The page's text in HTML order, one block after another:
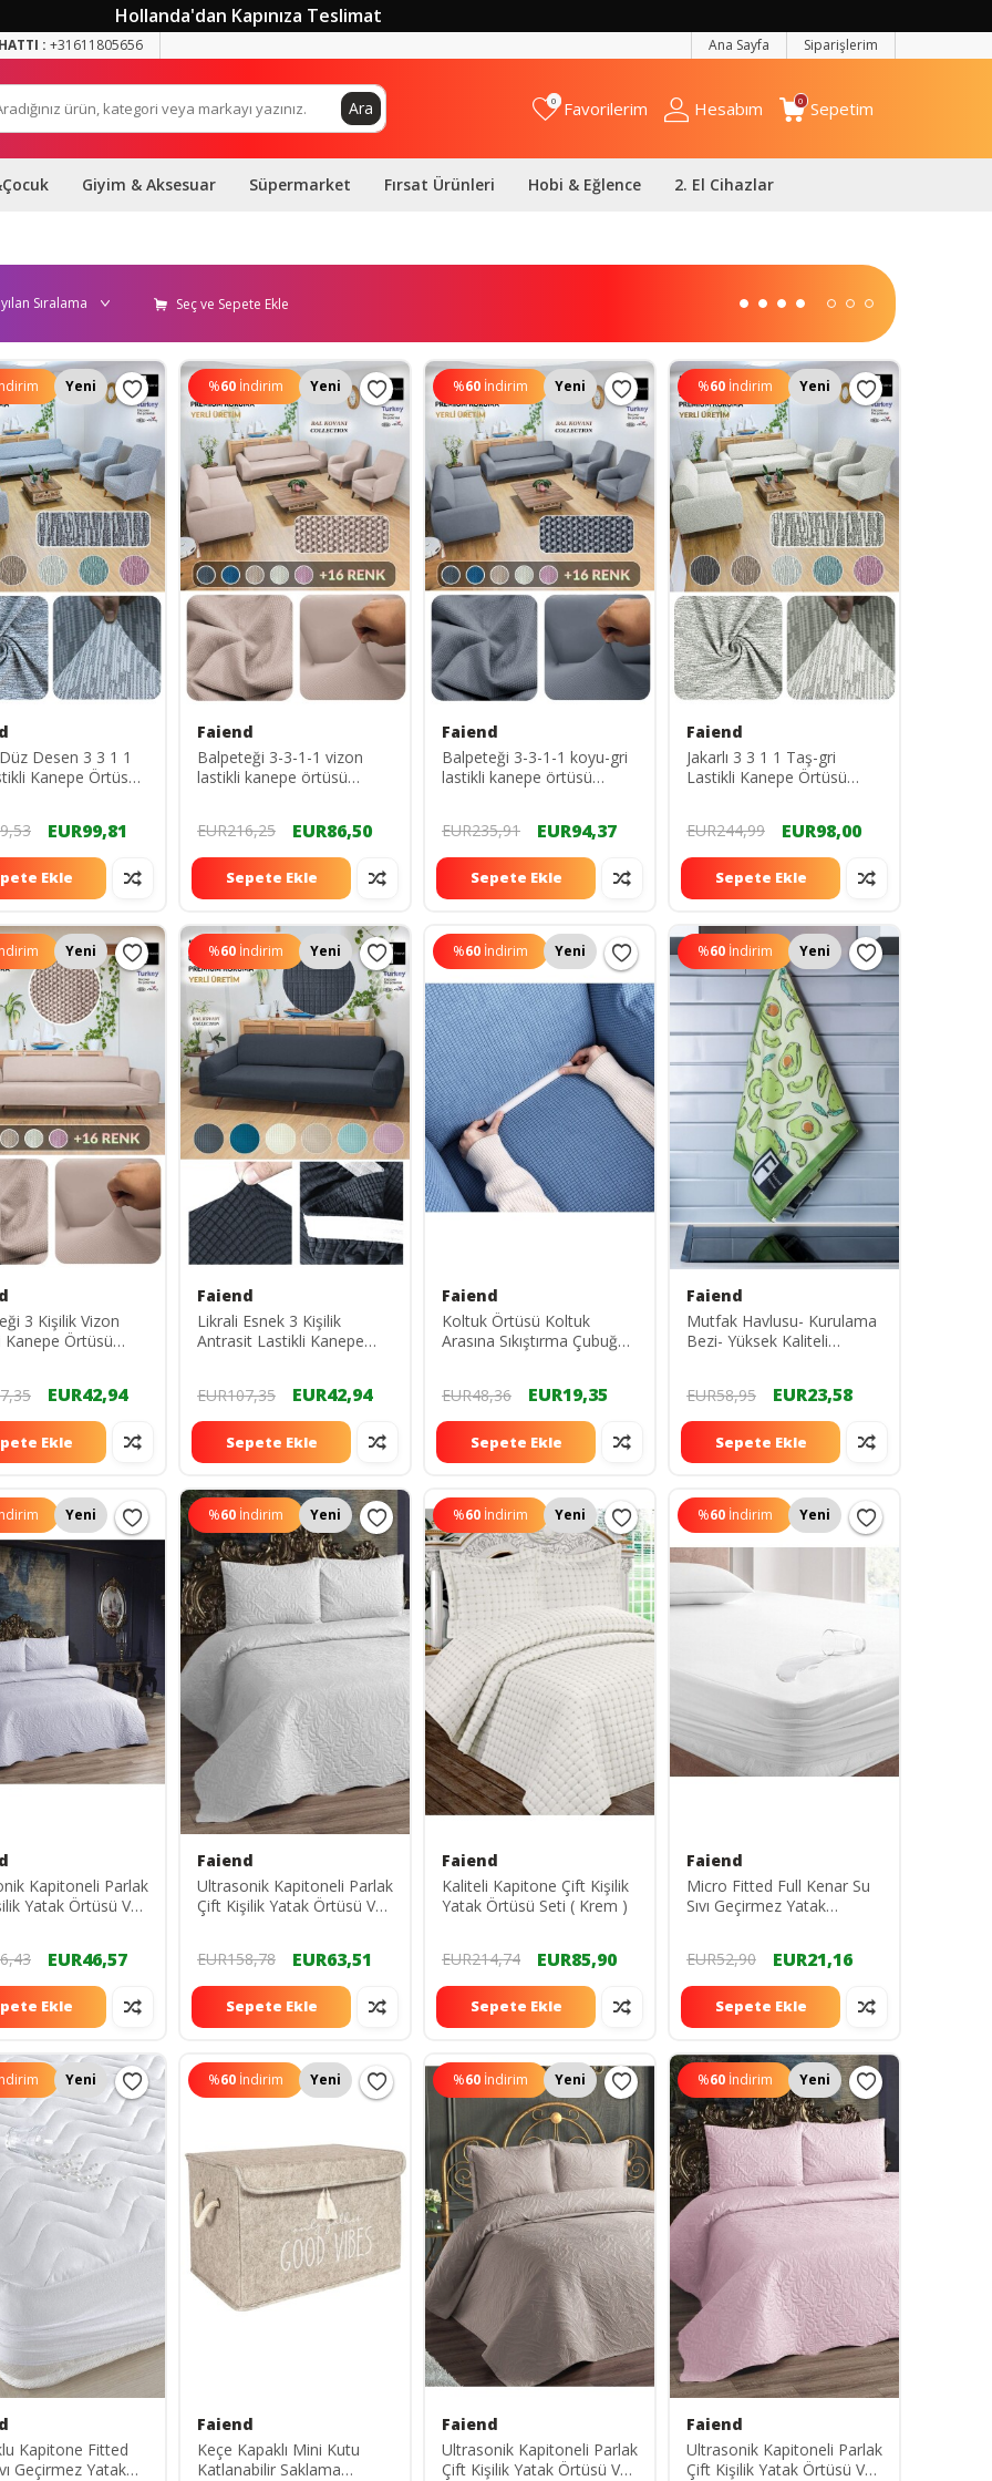
Hollanda'dan Kapınıza Teslimat
: +31611805656 Ana Sayfa Siparişlerim
Ara 0 Favorilerim Hesabım 0 Sepetim
Giyim & Aksesuar Süpermarket Fırsat Ürünleri Hobi & Eğlence 2. El Cihazlar
Seç ve Sepete Ekle
Yeni
Düz Desen 3 3 1 1
Kanepe Örtüsü
EUR99,81
Ekle
%60 İndirim Yeni
Faiend
Balpeteği 3-3-1-1 vizon
lastikli kanepe örtüsü
EUR216,25 EUR86,50
Sepete Ekle
%60 İndirim Yeni
Faiend
Balpeteği 3-3-1-1 koyu-gri
lastikli kanepe örtüsü
EUR235,91 EUR94,37
Sepete Ekle
%60 İndirim Yeni
Faiend
Jakarlı 3 3 1 1 Taş-gri
Lastikli Kanepe Örtüsü
EUR244,99 EUR98,00
Sepete Ekle
Yeni
3 Kişilik Vizon
Kanepe Örtüsü
EUR42,94
Ekle
%60 İndirim Yeni
Faiend
Likrali Esnek 3 Kişilik
Antrasit Lastikli Kanepe
EUR107,35 EUR42,94
Sepete Ekle
%60 İndirim Yeni
Faiend
Koltuk Örtüsü Koltuk
Arasına Sıkıştırma Çubuğu
EUR48,36 EUR19,35
Sepete Ekle
%60 İndirim Yeni
Faiend
Mutfak Havlusu- Kurulama
Bezi- Yüksek Kaliteli
30x50CM
EUR58,95 EUR23,58
Sepete Ekle
Yeni
Kapitoneli Parlak
Yatak Örtüsü Ve
EUR46,57
Ekle
%60 İndirim Yeni
Faiend
Ultrasonik Kapitoneli Parlak
Çift Kişilik Yatak Örtüsü Ve
EUR158,78
EUR63,51
Sepete Ekle
%60 İndirim Yeni
Faiend
Kaliteli Kapitone Çift Kişilik
Yatak Örtüsü Seti ( Krem )
EUR214,74 EUR85,90
Sepete Ekle
%60 İndirim Yeni
Faiend
Micro Fitted Full Kenar Su
Sıvı Geçirmez Yatak
EUR52,90 EUR21,16
Sepete Ekle
Yeni
Kapitone Fitted
Geçirmez Yatak
%60 İndirim Yeni
Faiend
Keçe Kapaklı Mini Kutu
Katlanabilir Saklama
%60 İndirim Yeni
Faiend
Ultrasonik Kapitoneli Parlak
Çift Kişilik Yatak Örtüsü Ve
%60 İndirim Yeni
Faiend
Ultrasonik Kapitoneli Parlak
Çift Kişilik Yatak Örtüsü Ve